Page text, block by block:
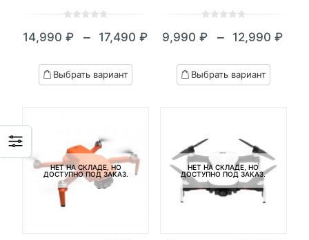
out
based
on
14,990 ₽ – 17,490 ₽
Диапазон
цен:
14,990 ₽
Выбрать вариант
out
based
on
9,990₽ – 12,990₽
Диапазон
цен:
9,990 ₽
Выбрать вариант
НЕТ НА СКЛАДЕ, НО
ДОСТУПНО ПОД ЗАКАЗ.
НЕТ НА СКЛАДЕ, НО
ДОСТУПНО ПОД ЗАКАЗ.